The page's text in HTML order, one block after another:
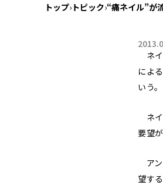
トップ› トピック›“痛ネイル”が
ネイ
によ
いう。
ネイ
要望
アン
望す